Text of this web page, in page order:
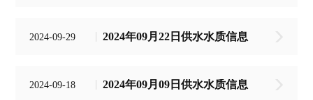
2024-09-29 2024年09月22日供水水质信息
2024-09-18 2024年09月09日供水水质信息